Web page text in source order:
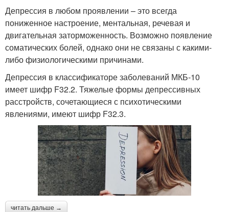
Депрессия в любом проявлении – это всегда
пониженное настроение, ментальная, речевая и
двигательная заторможенность. Возможно появление
соматических болей, однако они не связаны с какими-
либо физиологическими причинами.
Депрессия в классификаторе заболеваний МКБ-10
имеет шифр F32.2. Тяжелые формы депрессивных
расстройств, сочетающиеся с психотическими
явлениями, имеют шифр F32.3.
читать дальше →